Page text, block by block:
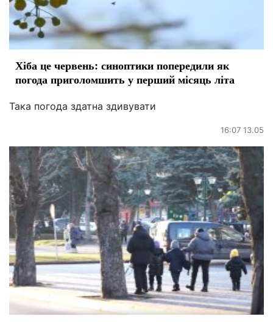
Хіба це червень: синоптики попередили як
погода приголомшить у перший місяць літа
Така погода здатна здивувати
16:07 13.05